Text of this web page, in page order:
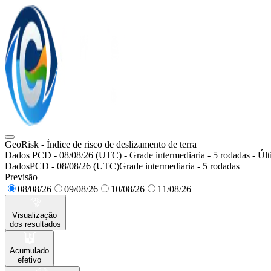
GeoRisk - Índice de risco de deslizamento de terra
Dados PCD - 08/08/26 (UTC) - Grade intermediaria - 5 rodadas -
DadosPCD - 08/08/26 (UTC)Grade intermediaria - 5 rodadas
Previsão
08/08/26
09/08/26 10/08/26 11/08/26
Visualização
dos resultados
Acumulado
efetivo